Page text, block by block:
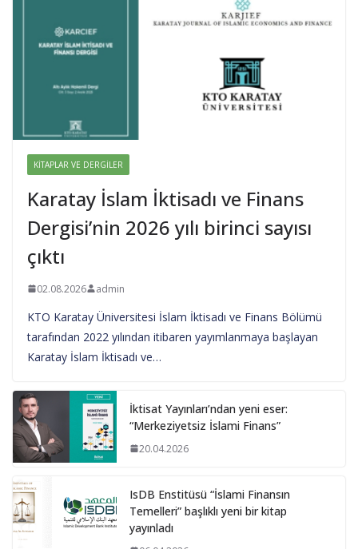
KITAPLAR VE DERGILER
Karatay İslam İktisadı ve Finans
Dergisi’nin 2026 yılı birinci sayısı
çıktı
02.08.2026 admin
KTO Karatay Üniversitesi İslam İktisadı ve Finans Bölümü
tarafından 2022 yılından itibaren yayımlanmaya başlayan
Karatay İslam İktisadı ve…
İktisat Yayınları’ndan yeni eser:
“Merkeziyetsiz İslami Finans”
20.04.2026
IsDB Enstitüsü “İslami Finansın
Temelleri” başlıklı yeni bir kitap
yayınladı